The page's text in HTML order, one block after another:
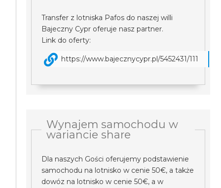
Transfer z lotniska Pafos do naszej willi
Bajeczny Cypr oferuje nasz partner.
Link do oferty:
https://www.bajecznycypr.pl/5452431/111
Wynajem samochodu w
wariancie share
Dla naszych Gości oferujemy podstawienie
samochodu na lotnisko w cenie 50€, a także
dowóz na lotnisko w cenie 50€, a w